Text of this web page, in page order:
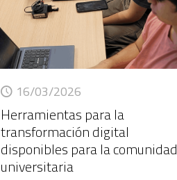
16/03/2026
Herramientas para la
transformación digital
disponibles para la comunidad
universitaria